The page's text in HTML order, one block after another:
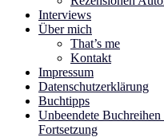
Interviews
Über mich
That’s me
Kontakt
Impressum
Datenschutzerklärung
Buchtipps
Unbeendete
Fortsetzung